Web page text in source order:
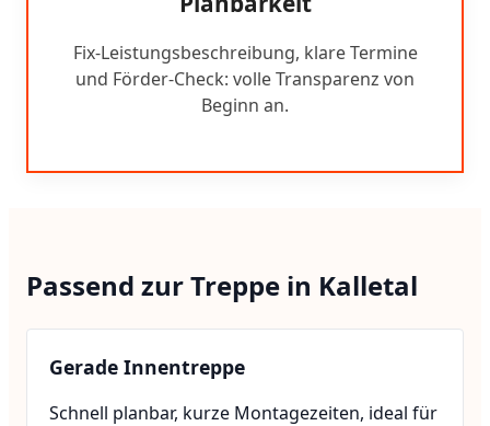
Fix-Leistungsbeschreibung, klare Termine
und Förder-Check: volle Transparenz von
Beginn an.
Passend zur Treppe in Kalletal
Gerade Innentreppe
Schnell planbar, kurze Montagezeiten, ideal für